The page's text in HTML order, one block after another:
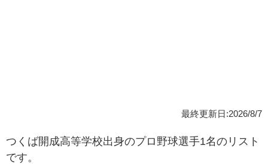
最終更新日:2026/8/7
つくば開成高等学校出身のプロ野球選手1名のリスト
です。